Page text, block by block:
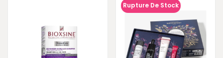
Rupture De Stock